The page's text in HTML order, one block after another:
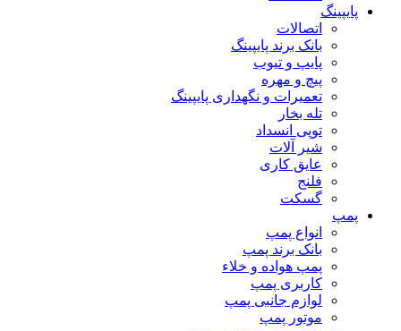
پایپینگ
اتصالات
بانک برند پایپینگ
پایپ و تیوب
پیچ و مهره
تعمیرات و نگهداری پایپینگ
تله بخار
توپی انسداد
شیر آلات
عایق کاری
فلنج
گسکت
پمپ
انواع پمپ
بانک برند پمپ
پمپ هواده و خلاء
کاربری پمپ
لوازم جانبی پمپ
موتور پمپ